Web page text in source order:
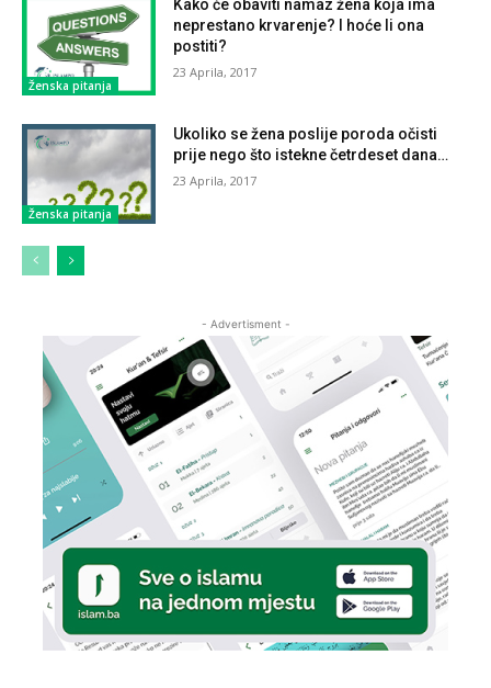
Ženska pitanja
Kako će obaviti namaz žena koja ima
neprestano krvarenje? I hoće li ona
postiti?
23 Aprila, 2017
Ženska pitanja
Ukoliko se žena poslije poroda očisti
prije nego što istekne četrdeset dana…
23 Aprila, 2017
- Advertisment -